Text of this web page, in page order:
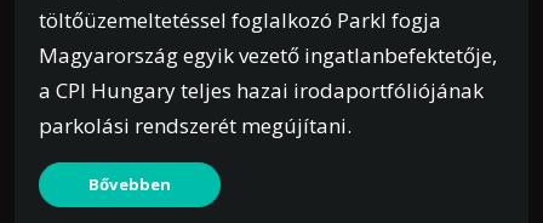
töltőüzemeltetéssel foglalkozó Parkl fogja
Magyarország egyik vezető ingatlanbefektetője,
a CPI Hungary teljes hazai irodaportfóliójának
parkolási rendszerét megújítani.
Bővebben